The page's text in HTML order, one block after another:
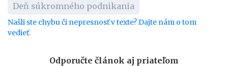
Deň súkromného podnikania
Našli ste chybu či nepresnosť v texte? Dajte nám o tom
vedieť.
Odporučte článok aj priateľom